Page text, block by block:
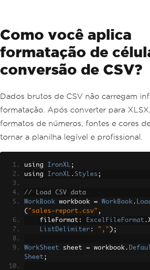
Como você aplica
formatação de
conversão de CSV?
Dados brutos de CSV não carregam
formatação. Após converter para
formatos de números, fontes e cores
tornar a planilha legível e profissional.
using IronXL ;
using IronXL . Styles ;
// Load CSV data
WorkBook workbook = WorkBook .
( "sales-report.csv" ,
    fileFormat
: ExcelFileFormat .
ListDelimiter : "," );
WorkSheet sheet = workbook .
Sheet ;